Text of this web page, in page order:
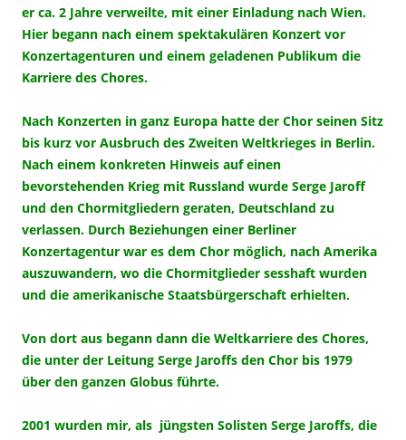
er ca. 2 Jahre verweilte, mit einer Einladung nach Wien.
Hier begann nach einem spektakulären Konzert vor
Konzertagenturen und einem geladenen Publikum die
Karriere des Chores.
Nach Konzerten in ganz Europa hatte der Chor seinen Sitz
bis kurz vor Ausbruch des Zweiten Weltkrieges in Berlin.
Nach einem konkreten Hinweis auf einen
bevorstehenden Krieg mit Russland wurde Serge Jaroff
und den Chormitgliedern geraten, Deutschland zu
verlassen. Durch Beziehungen einer Berliner
Konzertagentur war es dem Chor möglich, nach Amerika
auszuwandern, wo die Chormitglieder sesshaft wurden
und die amerikanische Staatsbürgerschaft erhielten.
Von dort aus begann dann die Weltkarriere des Chores,
die unter der Leitung Serge Jaroffs den Chor bis 1979
über den ganzen Globus führte.
2001 wurden mir, als jüngsten Solisten Serge Jaroffs, die